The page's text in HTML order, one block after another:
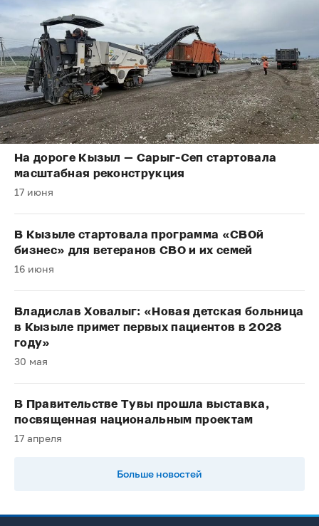
На дороге Кызыл — Сарыг-Сеп стартовала
масштабная реконструкция
17 июня
В Кызыле стартовала программа «СВОй
бизнес» для ветеранов СВО и их семей
16 июня
Владислав Ховалыг: «Новая детская больница
в Кызыле примет первых пациентов в 2028
году»
30 мая
В Правительстве Тувы прошла выставка,
посвященная национальным проектам
17 апреля
Больше новостей